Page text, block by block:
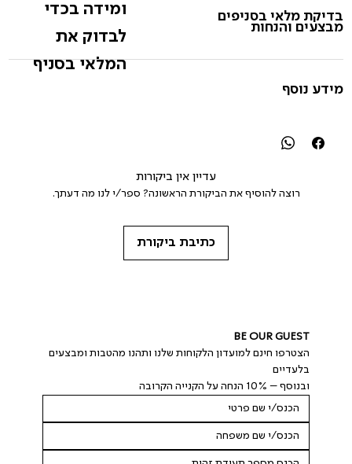
ומידה בכדי
לבדוק את
המלאי בסניף
בדיקת מלאי בסניפים
מבצעים והנחות
מידע נוסף
עדיין אין ביקורות
רוצה להוסיף את הביקורת הראשונה? ספר/י לנו מה דעתך.
כתיבת ביקורת
BE OUR GUEST
הצטרפו חינם למועדון הלקוחות שלנו ותהנו מהטבות ומבצעים
בלעדיים
ובנוסף – 10% הנחה על הקנייה הקרובה